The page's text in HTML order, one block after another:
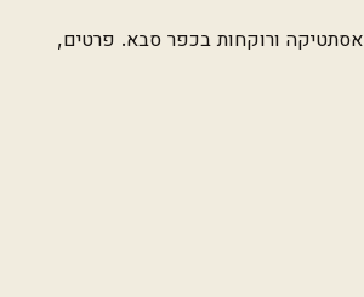
OFREE YOURSKIN אסתטיקה ורוקחות בכפר סבא. פרטים,